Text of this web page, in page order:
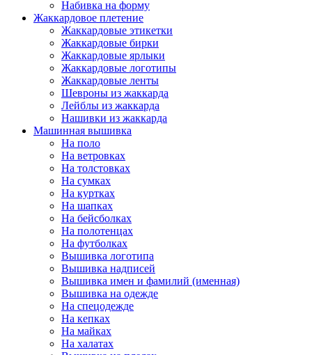
Набивка на форму
Жаккардовое плетение
Жаккардовые этикетки
Жаккардовые бирки
Жаккардовые ярлыки
Жаккардовые логотипы
Жаккардовые ленты
Шевроны из жаккарда
Лейблы из жаккарда
Нашивки из жаккарда
Машинная вышивка
На поло
На ветровках
На толстовках
На сумках
На куртках
На шапках
На бейсболках
На полотенцах
На футболках
Вышивка логотипа
Вышивка надписей
Вышивка имен и фамилий (именная)
Вышивка на одежде
На спецодежде
На кепках
На майках
На халатах